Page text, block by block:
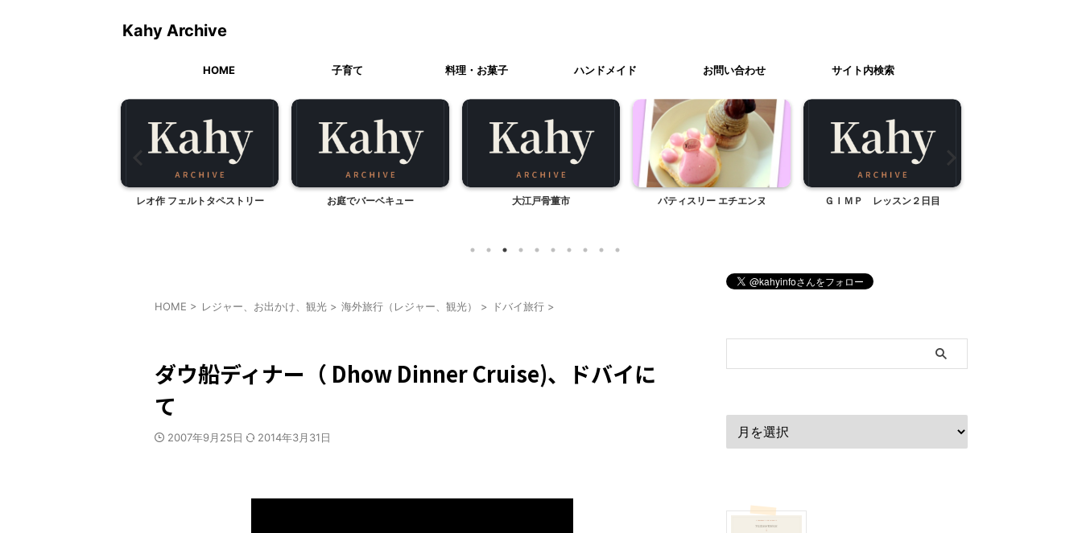
Kahy Archive
HOME 子育て 料理・お菓子 ハンドメイド お問い合わせ サイト内検索
レオ作 フェルトタペストリー お庭でバーベキュー 大江戸骨董市 パティスリー エチエンヌ ＧＩＭＰ レッスン２日目
HOME > レジャー、お出かけ、観光 > 海外旅行（レジャー、観光） > ドバイ旅行 >
ダウ船ディナー（ Dhow Dinner Cruise)、ドバイに
て
2007年9月25日 2014年3月31日